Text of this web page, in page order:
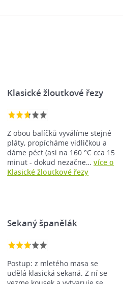
Klasické žloutkové řezy
Z obou balíčků vyválíme stejné
pláty, propícháme vidličkou a
dáme péct (asi na 160 °C cca 15
minut - dokud nezačne…více o
Klasické žloutkové řezy
Sekaný španělák
Postup: z mletého masa se
udělá klasická sekaná. Z ní se